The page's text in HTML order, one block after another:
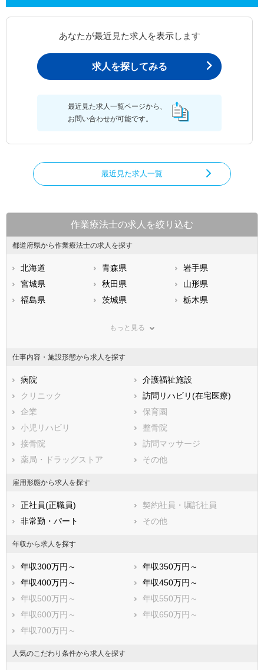
あなたが最近見た求人を表示します
求人を探してみる
最近見た求人一覧ページから、
お問い合わせが可能です。
最近見た求人一覧
作業療法士の求人を絞り込む
都道府県から作業療法士の求人を探す
北海道 青森県
岩手県
宮城県
秋田県
山形県
福島県
茨城県
栃木県
神奈川県
石川県
福井県
静岡県
三重県
滋賀県
大阪府
兵庫県
鳥取県
広島県
徳島県
香川県
愛媛県
鹿児島県
もっと見る
仕事内容・施設形態から求人を探す
病院
介護福祉施設
クリニック
訪問リハビリ(在宅医療)
企業
保育園
小児リハビリ
整骨院
接骨院
訪問マッサージ
薬局・ドラッグストア
その他
雇用形態から求人を探す
正社員(正職員)
契約社員・嘱託社員
非常勤・パート
その他
年収から求人を探す
年収300万円～
年収350万円～
年収400万円～
年収450万円～
年収500万円～
年収550万円～
年収600万円～
年収650万円～
年収700万円～
人気のこだわり条件から求人を探す